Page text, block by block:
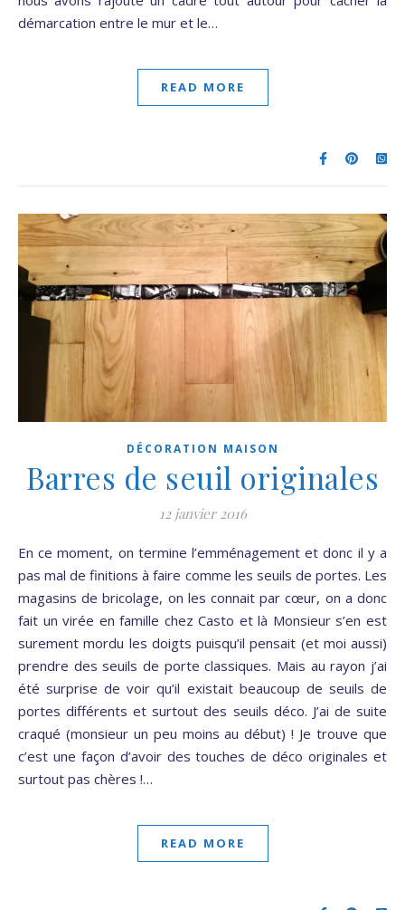
démarcation entre le mur et le…
READ MORE
DÉCORATION MAISON
Barres de seuil originales
12 janvier 2016
En ce moment, on termine l’emménagement et donc il y a
pas mal de finitions à faire comme les seuils de portes. Les
magasins de bricolage, on les connait par cœur, on a donc
fait un virée en famille chez Casto et là Monsieur s’en est
surement mordu les doigts puisqu’il pensait (et moi aussi)
prendre des seuils de porte classiques. Mais au rayon j’ai
été surprise de voir qu’il existait beaucoup de seuils de
portes différents et surtout des seuils déco. J’ai de suite
craqué (monsieur un peu moins au début) ! Je trouve que
c’est une façon d’avoir des touches de déco originales et
surtout pas chères !…
READ MORE